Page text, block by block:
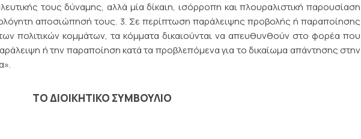
τους δύναμης, αλλά μία δίκαιη, ισόρροπη και πλουραλιστική παρουσίαση
αποσιώπησή τους. 3. Σε περίπτωση παράλειψης προβολής ή παραποίησης
πολιτικών κομμάτων, τα κόμματα δικαιούνται να απευθυνθούν στο φορέα που
ή την παραποίηση κατά τα προβλεπόμενα για το δικαίωμα απάντησης στην
ΤΟ ΔΙΟΙΚΗΤΙΚΟ ΣΥΜΒΟΥΛΙΟ